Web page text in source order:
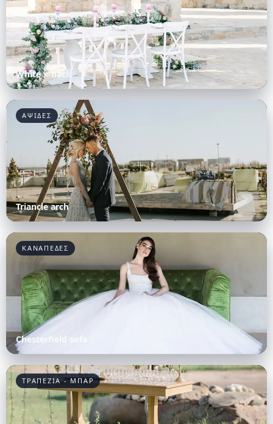
White x-back
ΑΨΙΔΕΣ
Triancle arch
ΚΑΝΑΠΕΔΕΣ
Chesterfield sofa
ΤΡΑΠΕΖΙΑ - ΜΠΑΡ